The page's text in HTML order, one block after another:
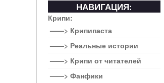
НАВИГАЦИЯ:
Крипи:
——> Крипипаста
——> Реальные истории
——> Крипи от читателей
——> Фанфики